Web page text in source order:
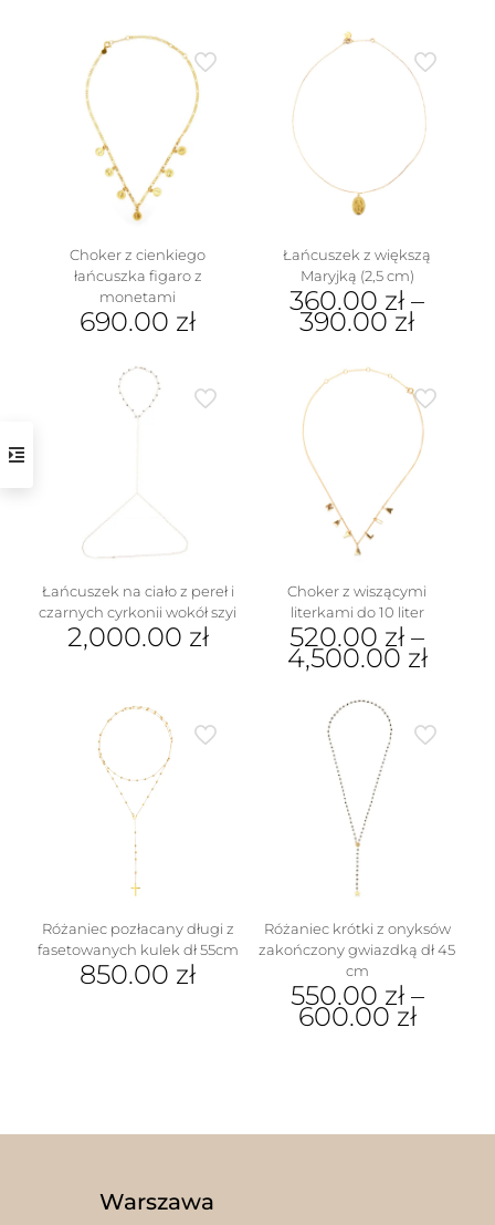
produkt
wariantów.
można
wybrać
na
stronie
produktu
Choker z cienkiego
łańcuszka figaro z
monetami
690.00 zł
Łańcuszek z większą
Maryjką (2,5 cm)
360.00 zł –
390.00 zł
produkt
wariantów.
można
wybrać
na
stronie
produktu
Łańcuszek na ciało z pereł i
czarnych cyrkonii wokół szyi
2,000.00 zł
Choker z wiszącymi
literkami do 10 liter
520.00 zł –
4,500.00 zł
produkt
wiele
wariantów.
Opcje
można
wybrać
na
stronie
produktu
Różaniec pozłacany długi z
fasetowanych kulek dł 55cm
850.00 zł
Różaniec krótki z onyksów
zakończony gwiazdką dł 45
cm
550.00 zł–
600.00zł
Warszawa